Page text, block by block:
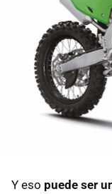
Y eso puede ser